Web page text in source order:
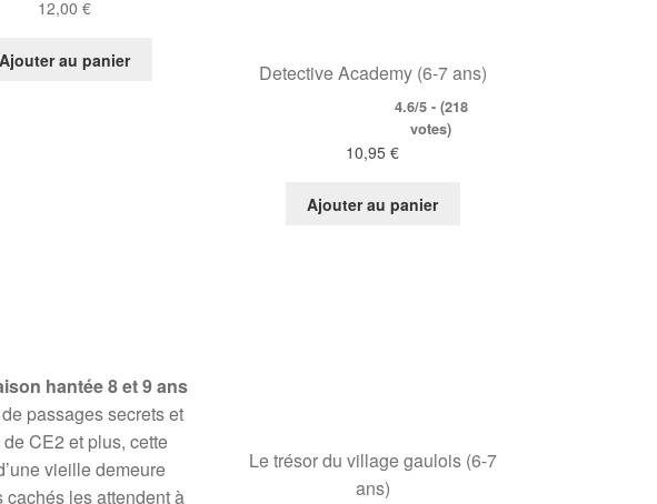
12,00 €
Ajouter au panier
hantée 8 et 9 ans
passages secrets et
CE2 et plus, cette
vieille demeure
cachés les attendent à
Detective Academy (6-7 ans)
4.6/5 - (218
votes)
10,95€
Ajouter au panier
Le trésor du village gaulois (6-7
ans)